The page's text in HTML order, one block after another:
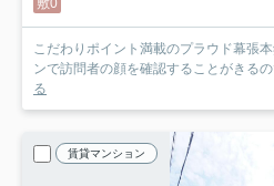
敷0
こだわりポイント満載のプラウド幕張
ンで訪問者の顔を確認することがきる
る
賃貸マンション